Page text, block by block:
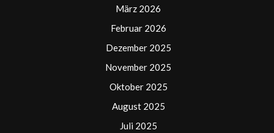
März 2026
Februar 2026
Dezember 2025
November 2025
Oktober 2025
August 2025
Juli 2025